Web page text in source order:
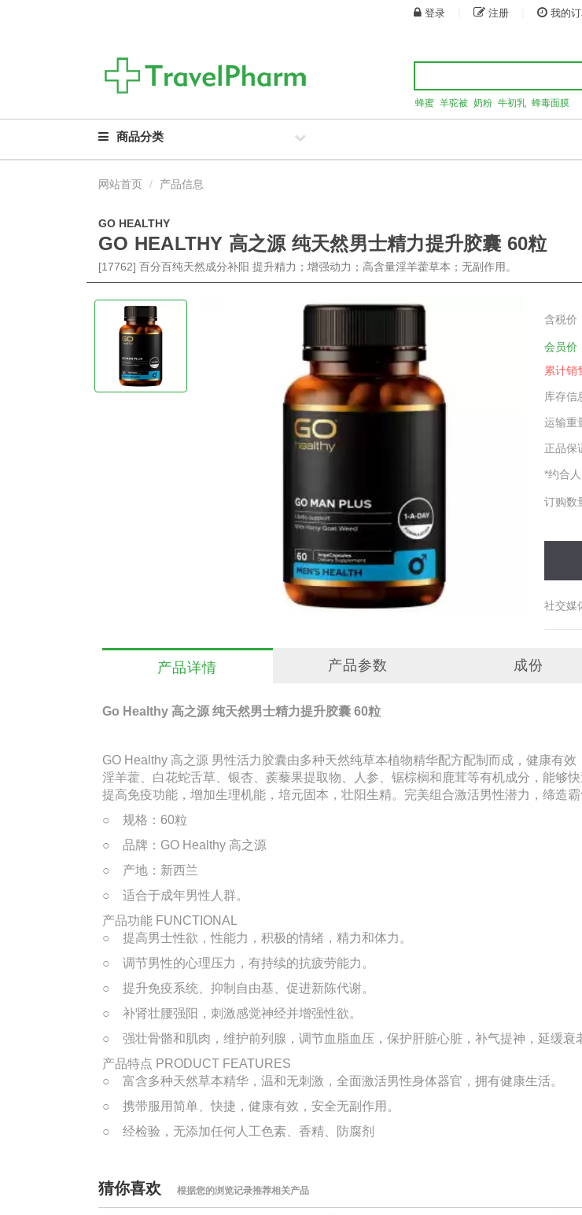
登录 注册 我的
蜂蜜 羊驼被 奶粉 牛初乳 蜂毒面膜
商品分类
网站首页 产品信息
GO HEALTHY
GO HEALTHY 高之源 纯天然男士精力提升胶囊 60粒
[17762] 百分百纯天然成分补阳 提升精力；增强动力；高含量淫羊藿草本；无副作用。
含税价
会员价
累计销
库存信
运输重
正品保
*约合
订购数
社交媒
产品详情 产品参数 成份
Go Healthy 高之源 纯天然男士精力提升胶囊 60粒
GO Healthy 高之源 男性活力胶囊由多种天然纯草本植物精华配方配制而成，健康有
淫羊藿、白花蛇舌草、银杏、蒺藜果提取物、人参、锯棕榈和鹿茸等有机成分，能够
提高免疫功能，增加生理机能，培元固本，壮阳生精。完美组合激活男性潜力，缔造霸
○ 规格：60粒
○ 品牌：GO Healthy 高之源
○ 产地：新西兰
○ 适合于成年男性人群。
产品功能 FUNCTIONAL
○ 提高男士性欲，性能力，积极的情绪，精力和体力。
○ 调节男性的心理压力，有持续的抗疲劳能力。
○ 提升免疫系统、抑制自由基、促进新陈代谢。
○ 补肾壮腰强阳，刺激感觉神经并增强性欲。
○ 强壮骨骼和肌肉，维护前列腺，调节血脂血压，保护肝脏心脏，补气提神，延缓衰
产品特点 PRODUCT FEATURES
○ 富含多种天然草本精华，温和无刺激，全面激活男性身体器官，拥有健康生活。
○ 携带服用简单、快捷，健康有效，安全无副作用。
○ 经检验，无添加任何人工色素、香精、防腐剂
猜你喜欢 根据您的浏览记录推荐相关产品